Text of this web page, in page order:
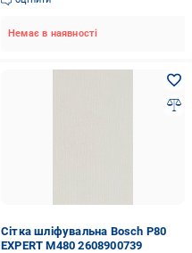
Немає в наявності
Сітка шліфувальна Bosch P80
EXPERT M480 2608900739